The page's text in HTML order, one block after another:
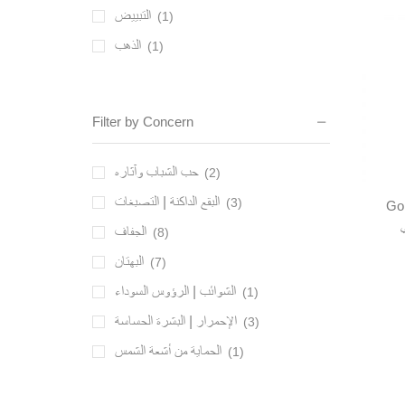
التبييض (1)
الذهب (1)
Filter by Concern
حب الشباب وآثاره (2)
البقع الداكنة | التصبغات (3)
الجفاف (8)
البهتان (7)
الشوائب | الرؤوس السوداء (1)
الإحمرار | البشرة الحساسة (3)
الحماية من أشعة الشمس (1)